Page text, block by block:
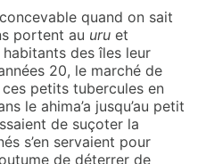
quand on sait
portent au uru et
des îles leur
20, le marché de
petits tubercules en
le ahima’a jusqu’au petit
de suçoter la
s’en servaient pour
de déterrer de